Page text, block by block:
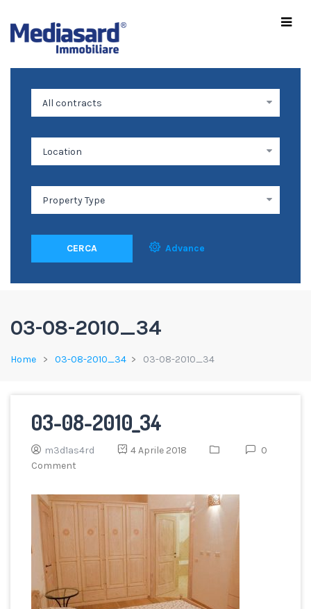
CERCA Advance
03-08-2010_34
Home 03-08-2010_34 03-08-2010_34
03-08-2010_34
m3d1as4rd 4 Aprile 2018
0
Comment